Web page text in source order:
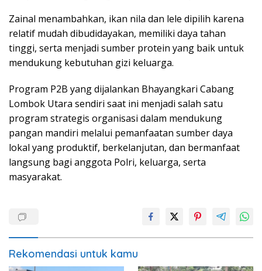
Zainal menambahkan, ikan nila dan lele dipilih karena
relatif mudah dibudidayakan, memiliki daya tahan
tinggi, serta menjadi sumber protein yang baik untuk
mendukung kebutuhan gizi keluarga.
Program P2B yang dijalankan Bhayangkari Cabang
Lombok Utara sendiri saat ini menjadi salah satu
program strategis organisasi dalam mendukung
pangan mandiri melalui pemanfaatan sumber daya
lokal yang produktif, berkelanjutan, dan bermanfaat
langsung bagi anggota Polri, keluarga, serta
masyarakat.
Rekomendasi untuk kamu